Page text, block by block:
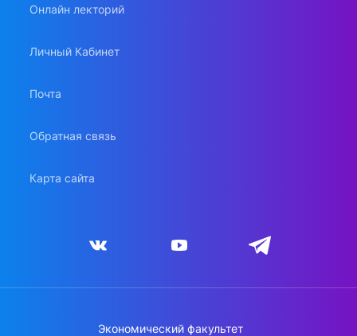
Онлайн лекторий
Личный Кабинет
Почта
Обратная связь
Карта сайта
Экономический факультет